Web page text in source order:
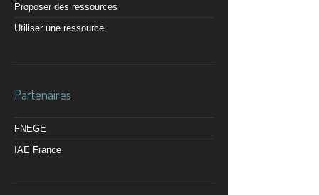
Proposer des ressources
Utiliser une ressource
Partenaires
FNEGE
IAE France